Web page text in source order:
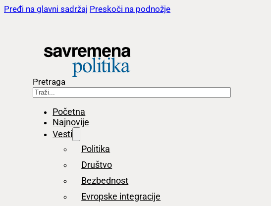
Pređi na glavni sadržaj Preskoči na podnožje
Pretraga
Početna
Najnovije
Vesti
Politika
Društvo
Bezbednost
Evropske integracije